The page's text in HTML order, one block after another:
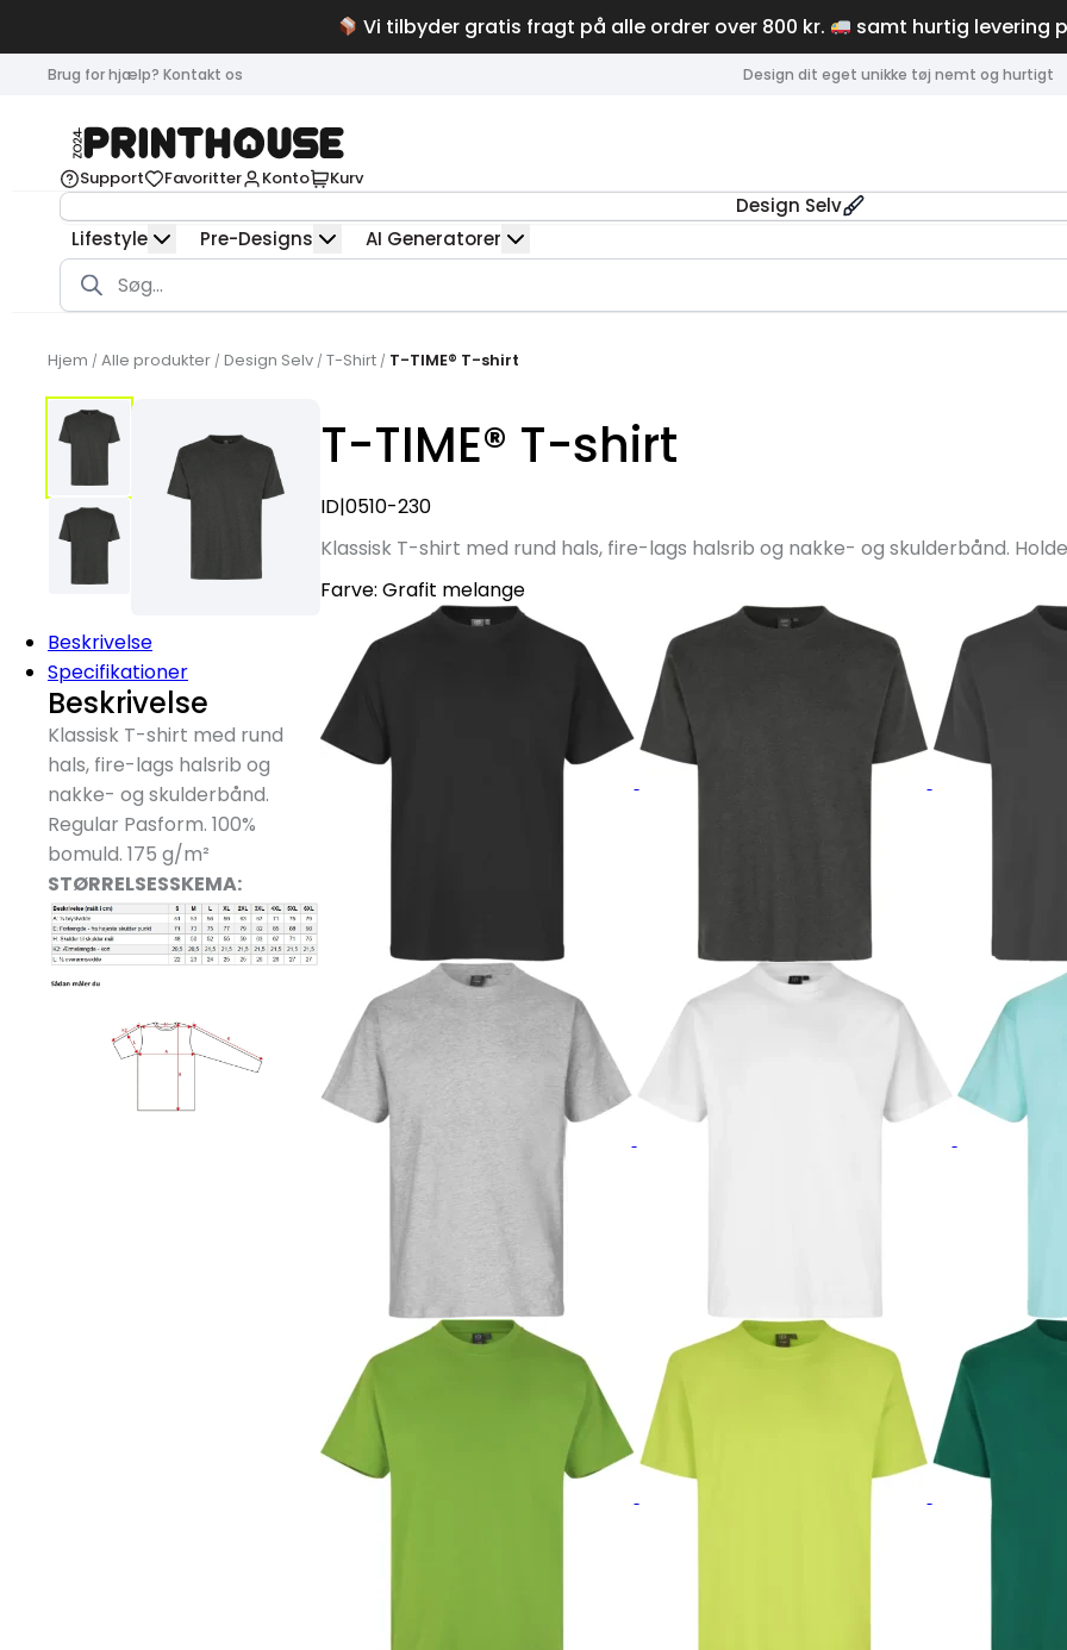
Vi tilbyder gratis fragt på alle ordrer over 800 kr. samt hurtig levering
Brug for hjælp? Kontakt os Design dit eget unikke tøj nemt og hurtigt
Support Favoritter Konto Kurv
Design Selv
Lifestyle
Pre-Designs AI Generatorer
Products
search
Hjem / Alle produkter / Design Selv / T-Shirt / T-TIME® T-shirt
Beskrivelse
Specifikationer
Beskrivelse
Klassisk T-shirt med rund
hals, fire-lags halsrib og
nakke- og skulderbånd.
Regular Pasform. 100%
bomuld. 175 g/m²
STØRRELSESSKEMA:
T-TIME® T-shirt
ID|0510-230
Klassisk T-shirt med rund hals, fire-lags halsrib og nakke- og skulderbånd.
Farve: Grafit melange